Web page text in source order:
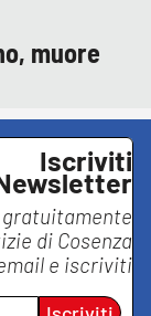
muore
Iscriviti
di Cosenza
e iscriviti